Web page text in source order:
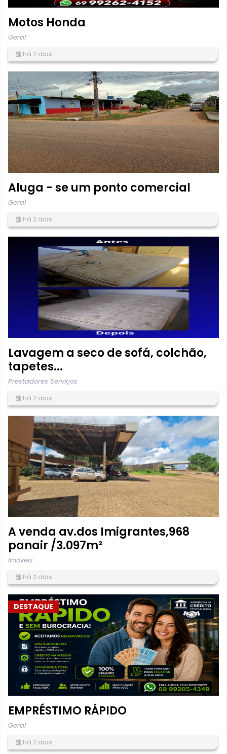
Motos Honda
Geral
há 2 dias
Aluga - se um ponto comercial
Geral
há 2 dias
Lavagem a seco de sofá, colchão,
tapetes...
Prestadores Serviços
há 2 dias
A venda av.dos Imigrantes,968
panair /3.097m²
Imóveis
há 2 dias
DESTAQUE
EMPRÉSTIMO RÁPIDO
Geral
há 2 dias